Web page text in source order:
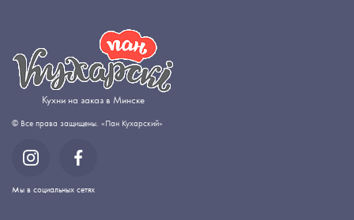
Кухни на заказ в Минске
© Все права защищены. «Пан Кухарский»
Мы в социальных сетях